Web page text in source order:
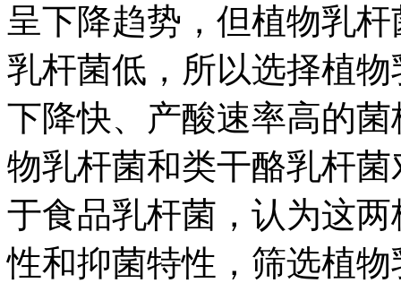
呈下降趋势，但植物乳
乳杆菌低，所以选择植
下降快、产酸速率高的
物乳杆菌和类干酪乳杆
于食品乳杆菌，认为这
性和抑菌特性，筛选植